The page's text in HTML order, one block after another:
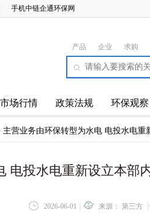
手机中链企通环保网
产品 企业 求购
市场行情 政策法规 环保观察
主营业务由环保转型为水电 电投水电重
电投水电重新设立本部
2026-06-01 来源： 第三方